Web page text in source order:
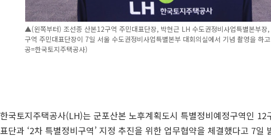
▲(왼쪽부터) 조선종 산본12구역 주민대표단장, 박현근 LH 수도권정비사업특별본부장
구역 주민대표단장이 7일 서울 수도권정비사업특별본부 대회의실에서 기념 촬영을 하
공=한국토지주택공사)
한국토지주택공사(LH)는 군포산본 노후계획도시 특별정비예정구역인 12
표단과 ‘2차 특별정비구역’ 지정 추진을 위한 업무협약을 체결했다고 7일